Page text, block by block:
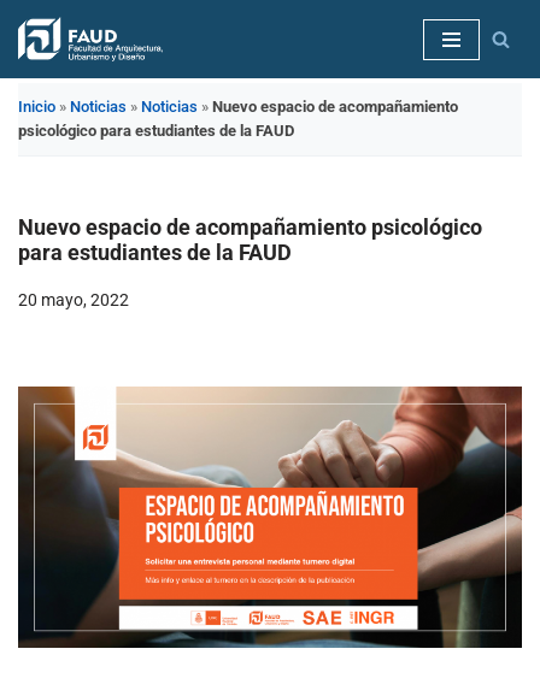
Saltar
contenido
Inicio » Noticias » Noticias » Nuevo espacio de acompañamiento
psicológico para estudiantes de la FAUD
Nuevo espacio de acompañamiento psicológico
para estudiantes de la FAUD
20 mayo, 2022